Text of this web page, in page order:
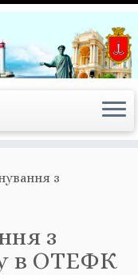
з
з
в ОТЕФК